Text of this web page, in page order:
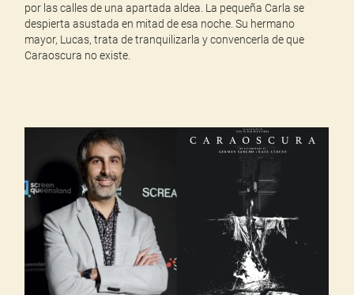
por las calles de una apartada aldea. La pequeña Carla se
despierta asustada en mitad de esa noche. Su hermano
mayor, Lucas, trata de tranquilizarla y convencerla de que
Caraoscura no existe.